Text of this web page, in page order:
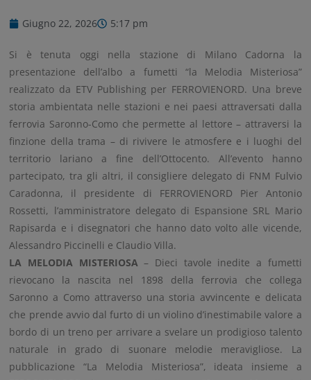
Giugno 22, 2026 5:17 pm
Si è tenuta oggi nella stazione di Milano Cadorna la
presentazione dell’albo a fumetti “la Melodia Misteriosa”
realizzato da ETV Publishing per FERROVIENORD. Una breve
storia ambientata nelle stazioni e nei paesi attraversati dalla
ferrovia Saronno-Como che permette al lettore – attraversi la
finzione della trama – di rivivere le atmosfere e i luoghi del
territorio lariano a fine dell’Ottocento. All’evento hanno
partecipato, tra gli altri, il consigliere delegato di FNM Fulvio
Caradonna, il presidente di FERROVIENORD Pier Antonio
Rossetti, l’amministratore delegato di Espansione SRL Mario
Rapisarda e i disegnatori che hanno dato volto alle vicende,
Alessandro Piccinelli e Claudio Villa.
LA MELODIA MISTERIOSA– Dieci tavole inedite a fumetti
rievocano la nascita nel 1898 della ferrovia che collega
Saronno a Como attraverso una storia avvincente e delicata
che prende avvio dal furto di un violino d’inestimabile valore a
bordo di un treno per arrivare a svelare un prodigioso talento
naturale in grado di suonare melodie meravigliose. La
pubblicazione “La Melodia Misteriosa”, ideata insieme a